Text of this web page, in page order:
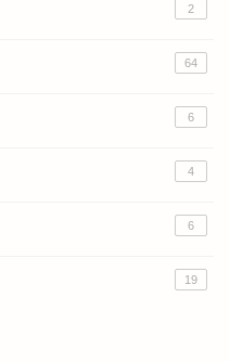
2
64
6
4
6
19